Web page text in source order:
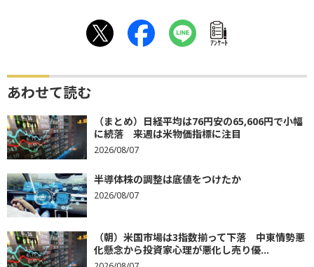
ｱﾝｹｰﾄ
あわせて読む
（まとめ）日経平均は76円安の65,606円で小幅
に続落 来週は米物価指標に注目
2026/08/07
半導体株の調整は底値をつけたか
2026/08/07
（朝）米国市場は3指数揃って下落 中東情勢悪
化懸念から投資家心理が悪化し売り優...